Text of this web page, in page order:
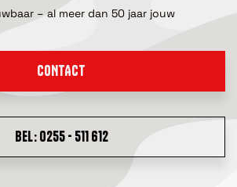
– al meer dan 50 jaar jouw
CONTACT
BEL: 0255 - 511 612